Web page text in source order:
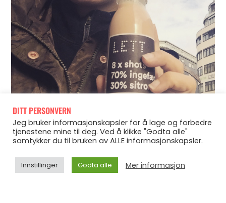
Nei, her må det jobbes med basseluskene dere, ettersom
jeg må være i toppform til
Dubai-avreise om akkurat
èn uke
DITT PERSONVERN
Jeg bruker informasjonskapsler for å lage og forbedre
tjenestene mine til deg. Ved å klikke "Godta alle"
samtykker du til bruken av ALLE informasjonskapsler.
Innstillinger Godta alle Mer informasjon